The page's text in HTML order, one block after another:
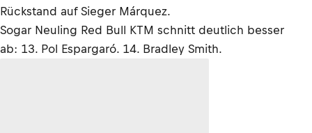
Rückstand auf Sieger Márquez.
Sogar Neuling Red Bull KTM schnitt deutlich besser
ab: 13. Pol Espargaró. 14. Bradley Smith.